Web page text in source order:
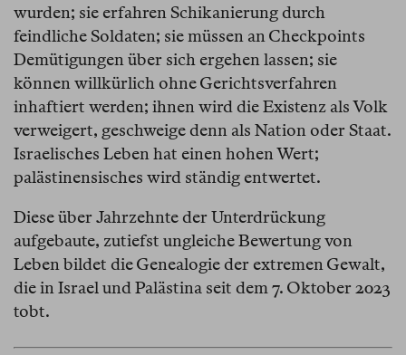
wurden; sie erfahren Schikanierung durch
feindliche Soldaten; sie müssen an Checkpoints
Demütigungen über sich ergehen lassen; sie
können willkürlich ohne Gerichtsverfahren
inhaftiert werden; ihnen wird die Existenz als Volk
verweigert, geschweige denn als Nation oder Staat.
Israelisches Leben hat einen hohen Wert;
palästinensisches wird ständig entwertet.
Diese über Jahrzehnte der Unterdrückung
aufgebaute, zutiefst ungleiche Bewertung von
Leben bildet die Genealogie der extremen Gewalt,
die in Israel und Palästina seit dem 7. Oktober 2023
tobt.